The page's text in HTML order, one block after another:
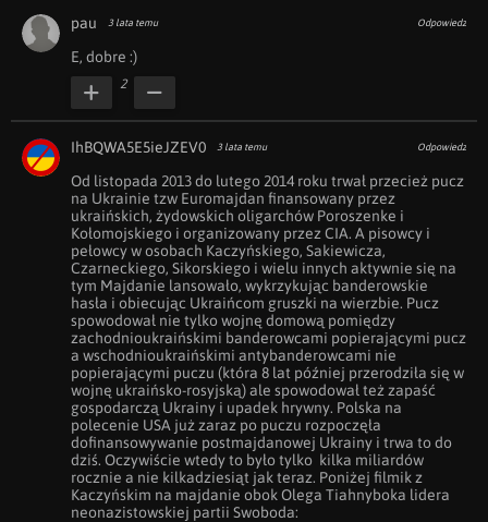
pau 3 lata temu Odpowiedz
E, dobre :)
2
IhBQWA5E5ieJZEV0 3 lata temu Odpowiedz
Od listopada 2013 do lutego 2014 roku trwał przecież pucz
na Ukrainie tzw Euromajdan finansowany przez
ukraińskich, żydowskich oligarchów Poroszenke i
Kołomojskiego i organizowany przez CIA. A pisowcy i
pełowcy w osobach Kaczyńskiego, Sakiewicza,
Czarneckiego, Sikorskiego i wielu innych aktywnie się na
tym Majdanie lansowało, wykrzykując banderowskie
hasła i obiecując Ukraińcom gruszki na wierzbie. Pucz
spowodował nie tylko wojnę domową pomiędzy
zachodnioukraińskimi banderowcami popierającymi pucz
a wschodnioukraińskimi antybanderowcami nie
popierającymi puczu (która 8 lat później przerodziła się w
wojnę ukraińsko-rosyjską) ale spowodował też zapaść
gospodarczą Ukrainy i upadek hrywny. Polska na
polecenie USA już zaraz po puczu rozpoczęła
dofinansowywanie postmajdanowej Ukrainy i trwa to do
dziś. Oczywiście wtedy to było tylko  kilka miliardów
rocznie a nie kilkadziesiąt jak teraz. Poniżej filmik z
Kaczyńskim na majdanie obok Olega Tiahnyboka lidera
neonazistowskiej partii Swoboda: